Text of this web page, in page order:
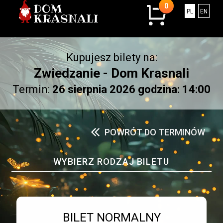
0
0
Łączna
kwota:
0.00
złotych
EN
PL Polski
Kupujesz bilety na:
Zwiedzanie - Dom Krasnali
Termin: 26 sierpnia 2026 godzina: 14:00
POWRÓT DO TERMINÓW
WYBIERZ RODZAJ BILETU
Bilet numer 1
Typ
BILET NORMALNY